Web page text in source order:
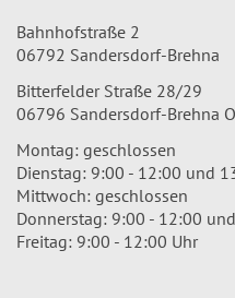
Bahnhofstraße 2
06792 Sandersdorf-Brehna
Bitterfelder Straße 28/29
06796 Sandersdorf-Brehna
Montag: geschlossen
Dienstag: 9:00 - 12:00 und
Mittwoch: geschlossen
Donnerstag: 9:00 - 12:00
Freitag: 9:00 - 12:00 Uhr